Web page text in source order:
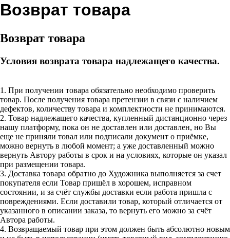
Возврат товара
Возврат товара
Условия возврата товара надлежащего качества.
1. При получении товара обязательно необходимо проверить
товар. После получения товара претензии в связи с наличием
дефектов, количеству товара и комплектности не принимаются.
2. Товар надлежащего качества, купленный дистанционно через
нашу платформу, пока он не доставлен или доставлен, но Вы
еще не приняли товал или подписали документ о приёмке,
можно вернуть в любой момент; а уже доставленный можно
вернуть Автору работы в срок и на условиях, которые он указал
при размещении товара.
3. Доставка товара обратно до Художника выполняется за счет
покупателя если Товар пришёл в хорошем, исправном
состоянии, и за счёт службы доставки если работа пришла с
повреждениями. Если доставили товар, который отличается от
указанного в описании заказа, то вернуть его можно за счёт
Автора работы.
4. Возвращаемый товар при этом должен быть абсолютно новым